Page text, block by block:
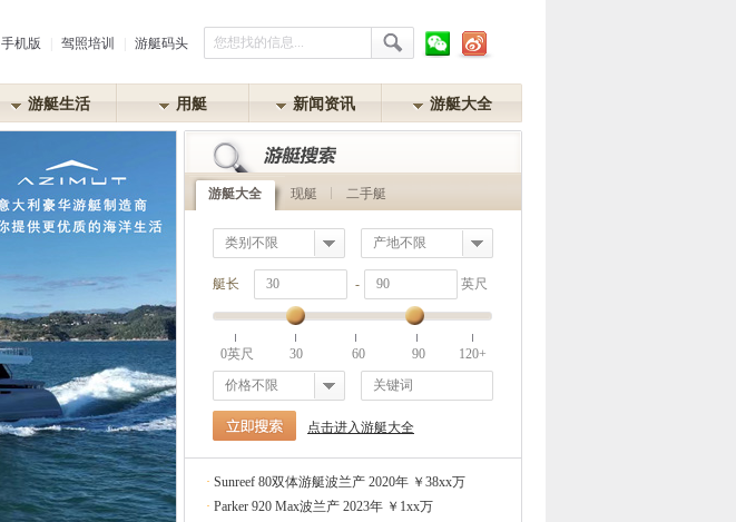
手机版 驾照培训 游艇码头
微信 微博
游艇生活 用艇 新闻资讯 游艇大全
游艇大全 现艇 二手艇
类别不限 产地不限
艇长 - 英尺
0英尺 30 60 90
120+
价格不限
点击进入游艇大全
Azimut 35 Metri Grande意大利产 2021年 ￥86xx万
PRINCESS Y85英国产 2021年 ￥44xx万
金帆63尺游艇中国产 2024年 ￥2xx万
Lagoon 560S2法国产 2015年 ￥6xx万
Ferritti 840意大利产 2014年 ￥18xx万
· Sunreef 80双体游艇波兰产 2020年 ￥38xx万
· Parker 920 Max波兰产 2023年 ￥1xx万
· Azimut 66意大利产 2018年 ￥12xx万